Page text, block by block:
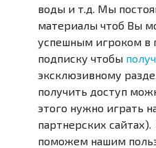
воды и т.д. Мы
материалы чтоб Вы
успешным игроком в
подписку чтобы
эксклюзивному
получить доступ
этого нужно играть
партнерских
поможем нашим